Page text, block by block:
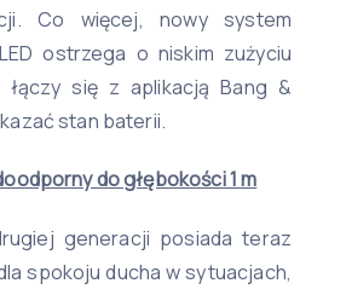
Co więcej, nowy system
ostrzega o niskim zużyciu
łączy się z aplikacją Bang &
stan baterii.
do głębokości 1 m
generacji posiada teraz
spokoju ducha w sytuacjach,